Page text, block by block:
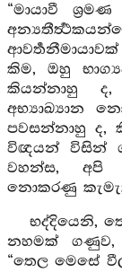
“මායාවී
කිම, ඔහු
කියන්නාහු ද,
අභ්‍යාඛ්‍යාන
පවසන්නාහු ද,
විඥයන් විසින්
වහන්ස, අපි
නොකරණු
භද්දියෙනි,
නහමක් ගණුව,
“තෙල මෙසේ